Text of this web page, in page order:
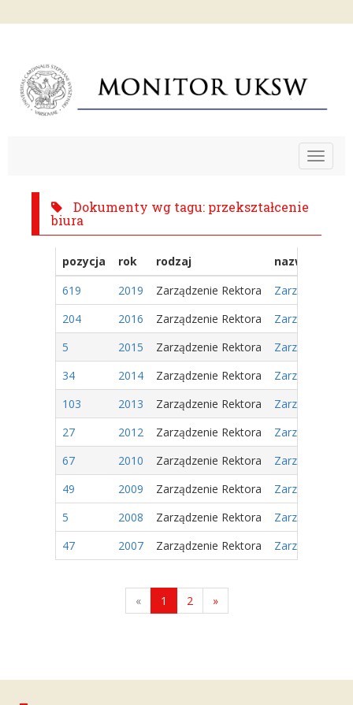
Toggle
Dokumenty wg tagu: przekształcenie
biura
pozycja rok rodzaj
nazwa
619
2019 Zarządzenie Rektora
Zarządzenie
204
2016 Zarządzenie Rektora
Zarzadzenie
5
2015 Zarządzenie Rektora
Zarządzenie
34
2014 Zarządzenie Rektora
Zarządzenie
103
2013 Zarządzenie Rektora
Zarządzenie
27
2012 Zarządzenie Rektora
Zarządzenie
67
2010 Zarządzenie Rektora
Zarządzenie
49
2009 Zarządzenie Rektora
Zarządzenie
5
2008 Zarządzenie Rektora
Zarządzenie nr
47
2007 Zarządzenie Rektora Zarządzenie
« 1 2 »